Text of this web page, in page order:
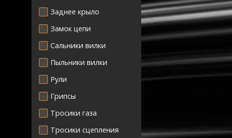
Заднее крыло
Замок цепи
Сальники вилки
Пыльники вилки
Рули
Грипсы
Тросики газа
Тросики сцепления